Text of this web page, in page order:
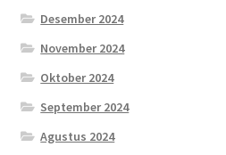
Desember 2024
November 2024
Oktober 2024
September 2024
Agustus 2024